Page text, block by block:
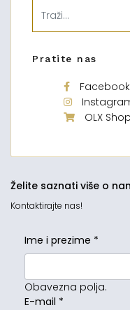
Pratite nas
Facebook
OLX Shop
Želite saznati više o
Kontaktirajte nas!
Ime i prezime *
Obavezna polja.
E-mail *